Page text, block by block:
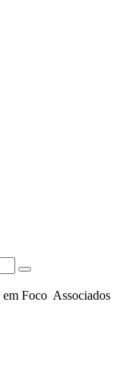
em Foco Associados